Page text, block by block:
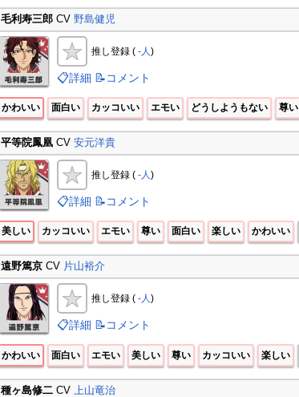
毛利寿三郎CV 野島健児
推し登録 ( -人 )
📋詳細 📝コメント
かわいい 面白い カッコいい エモい どうしようもない 尊い
平等院鳳凰CV 安元洋貴
推し登録 ( -人)
📋詳細 📝コメント
美しい カッコいい エモい 尊い 面白い 楽しい かわいい
遠野篤京CV 片山裕介
推し登録 ( -人)
📋詳細 📝コメント
かわいい 面白い エモい 美しい 尊い カッコいい 楽しい
種ヶ島修二CV 上山竜治